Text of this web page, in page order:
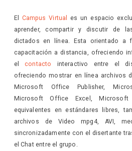
El Campus Virtual
es un espacio
aprender, compartir y discutir de
dictados en línea. Esta orientado a
capacitación a distancia, ofreciendo
elcontacto interactivo entre el
ofreciendo mostrar en línea archivos
Microsoft Office Publisher,
Microsoft Office Excel,
equivalentes en estándares libres,
archivos de Video mpg4, AVI,
sincronizadamente con el disertante
el Chat entre el grupo.